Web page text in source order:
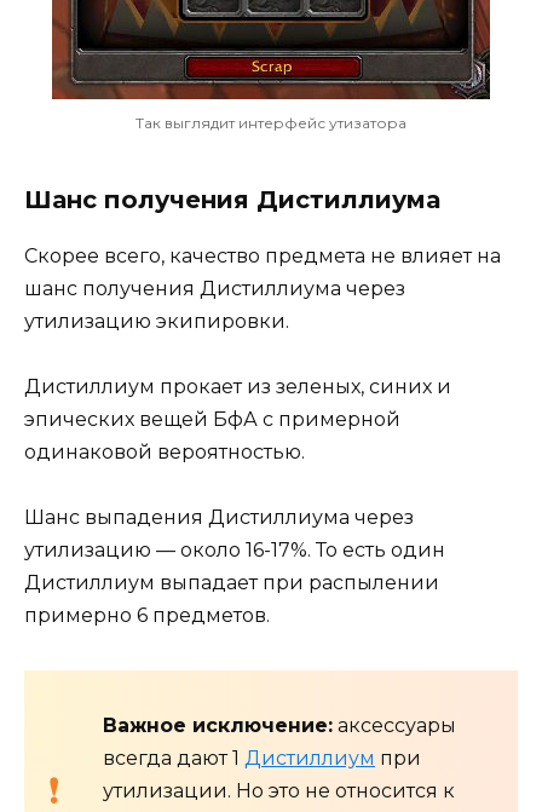
Так выглядит интерфейс утизатора
Шанс получения Дистиллиума
Скорее всего, качество предмета не влияет на
шанс получения Дистиллиума через
утилизацию экипировки.
Дистиллиум прокает из зеленых, синих и
эпических вещей БфА с примерной
одинаковой вероятностью.
Шанс выпадения Дистиллиума через
утилизацию — около 16-17%. То есть один
Дистиллиум выпадает при распылении
примерно 6 предметов.
Важное исключение: аксессуары
всегда дают 1 Дистиллиум при
утилизации. Но это не относится к